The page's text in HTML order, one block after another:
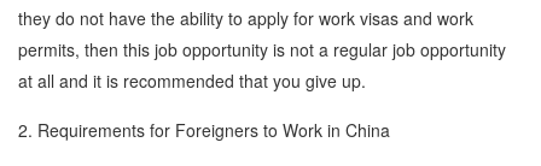
they do not have the ability to apply for work visas and work
permits, then this job opportunity is not a regular job opportunity
at all and it is recommended that you give up.
2. Requirements for Foreigners to Work in China